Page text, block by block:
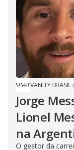
VANITY BRASIL/
Jorge
Lionel
na
O gestor da